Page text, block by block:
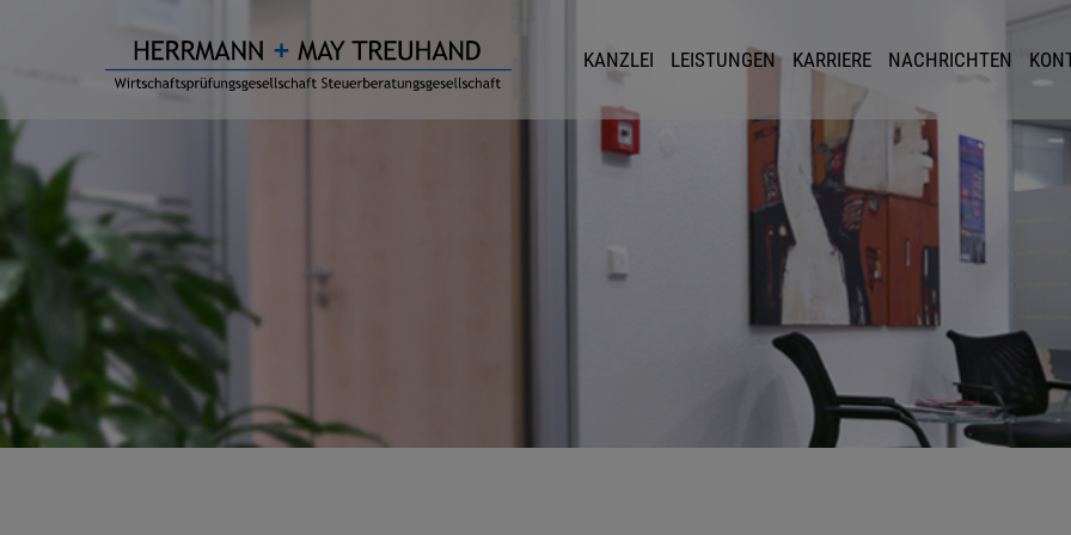
KANZLEI LEISTUNGEN KARRIERE NACHRICHTEN